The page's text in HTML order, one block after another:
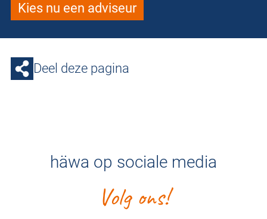
Kies nu een adviseur
Deel deze pagina
häwa op sociale media
Volg ons!